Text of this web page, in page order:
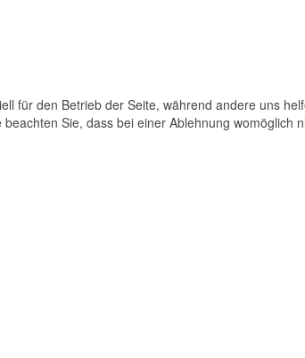
für den Betrieb der Seite, während andere uns
Sie, dass bei einer Ablehnung